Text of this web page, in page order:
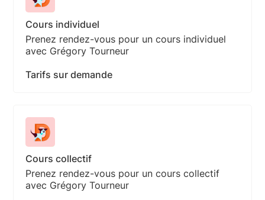
Cours individuel
Prenez rendez-vous pour un cours individuel
avec Grégory Tourneur
Tarifs sur demande
Cours collectif
Prenez rendez-vous pour un cours collectif
avec Grégory Tourneur